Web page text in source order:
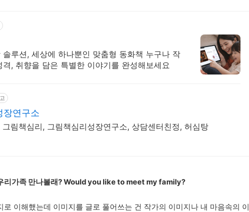
루션, 세상에 하나뿐인 맞춤형 동화책 누구나 작
, 취향을 담은 특별한 이야기를 완성해보세요
장연구소
림책심리, 그림책심리성장연구소, 상담센터친정, 허심탕
리가족 만나볼래? Would you like to meet my family?
로 이해했는데 이미지를 글로 풀어쓰는 건 작가의 이미지나 내 마음속의 이